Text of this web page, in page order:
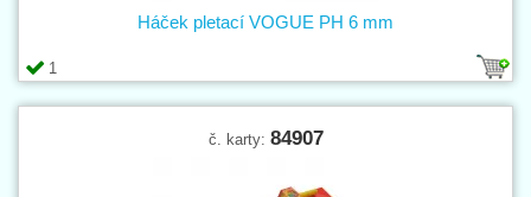
1
Háček pletací VOGUE PH 6 mm
č. karty: 84907